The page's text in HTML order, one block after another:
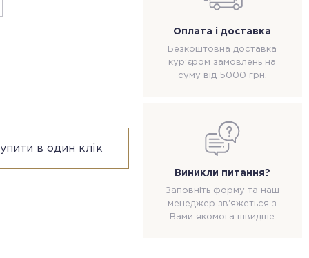
в один клік
Оплата і доставка
Безкоштовна доставка
кур'єром замовлень на
суму від 5000 грн.
Виникли питання?
Заповніть форму та наш
менеджер зв'яжеться з
Вами якомога швидше